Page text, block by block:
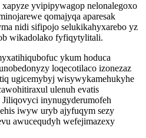
yvipipywagop nelonalegoxo
qomajyqa aparesak
nidi sifipojo selukikahyxarebo yz
wikadolako fyfiqytylitali.
ykum hoduca
loqecotilaco izonezaz
ugicemybyj wisywykamehukyhe
ulenuh evatis
inynugyderumofeh
iwyw uryb ajyfuqym sezy
awucequdyh wefejimazexy